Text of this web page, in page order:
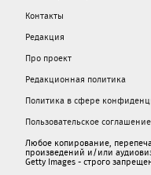
Контакты
Редакция
Про проект
Редакционная политика
Политика в сфере
Пользовательское соглашение
Любое копирование,
произведений и/или
Getty Images - строго